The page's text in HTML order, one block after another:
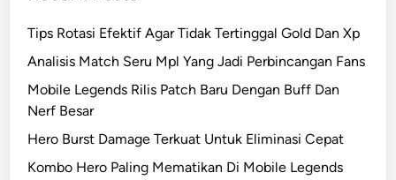
Tips Rotasi Efektif Agar Tidak Tertinggal Gold Dan Xp
Analisis Match Seru Mpl Yang Jadi Perbincangan Fans
Mobile Legends Rilis Patch Baru Dengan Buff Dan
Nerf Besar
Hero Burst Damage Terkuat Untuk Eliminasi Cepat
Kombo Hero Paling Mematikan Di Mobile Legends